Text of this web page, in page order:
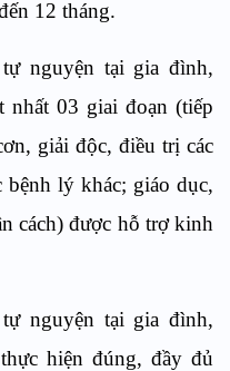
12 tháng.
nguyện tại gia đình,
nhất 03 giai đoạn (tiếp
giải độc, điều trị các
bệnh lý khác; giáo dục,
cách)được hỗ trợ kinh
nguyện tại gia đình,
thực hiện đúng, đầy đủ